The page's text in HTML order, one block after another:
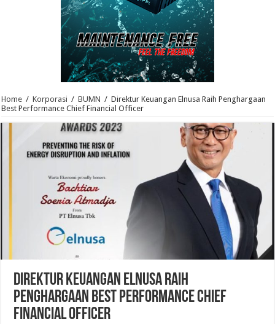
Home / Korporasi / BUMN / Direktur Keuangan Elnusa Raih Penghargaan
Best Performance Chief Financial Officer
Direktur Keuangan Elnusa Raih
Penghargaan Best Performance Chief
Financial Officer